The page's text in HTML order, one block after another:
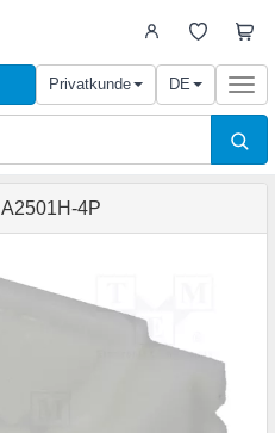
Privatkunde DE
A2501H-4P